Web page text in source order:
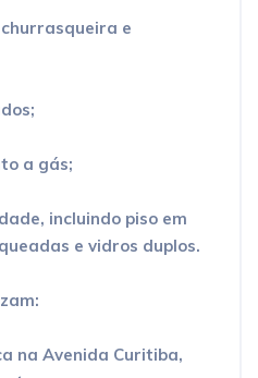
e
a gás;
incluindo piso em
e vidros duplos.
na Avenida Curitiba,